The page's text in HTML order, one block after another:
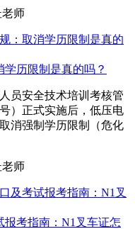
师
历限制是真的吗？
员安全技术培训考核管
）正式实施后，低压电
消强制学历限制（危化
师
报考指南：N1叉车证怎